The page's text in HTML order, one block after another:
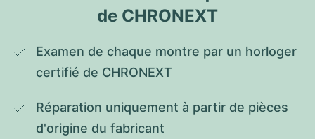
de CHRONEXT
Examen de chaque montre par un horloger
certifié de CHRONEXT
Réparation uniquement à partir de pièces
d'origine du fabricant